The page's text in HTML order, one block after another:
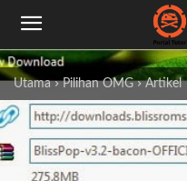
Utama Pilihan OMG Artikel